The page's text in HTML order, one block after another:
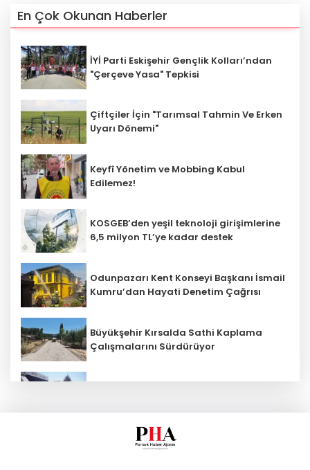
En Çok Okunan Haberler
İYİ Parti Eskişehir Gençlik Kolları’ndan
"Çerçeve Yasa" Tepkisi
Çiftçiler İçin "Tarımsal Tahmin Ve Erken
Uyarı Dönemi"
Keyfî Yönetim ve Mobbing Kabul
Edilemez!
KOSGEB’den yeşil teknoloji girişimlerine
6,5 milyon TL’ye kadar destek
Odunpazarı Kent Konseyi Başkanı İsmail
Kumru’dan Hayati Denetim Çağrısı
Büyükşehir Kırsalda Sathi Kaplama
Çalışmalarını Sürdürüyor
Gürer: “Tarımda Çalışan Nüfus Yüzde